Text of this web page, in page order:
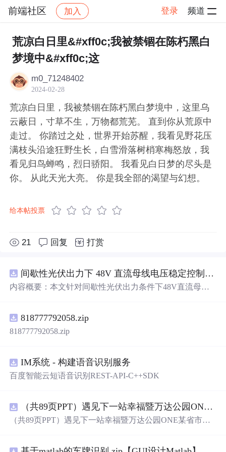
前端社区 加入 登录 频道
社区 前端社区 感慨 帖子详情
荒凉白日里&#xff0c;我被禁锢在陈朽黑白
梦境中&#xff0c;这
m0_71248402
2024-02-28
荒凉白日里，我被禁锢在陈朽黑白梦境中，这里乌
云蔽日，寸草不生，万物都荒芜。 直到你从荒原中
走过。 你踏过之处，世界开始苏醒，我看见野花压
满枝头沿途狂野生长，白雪滑落树梢寒梅怒放，我
看见归鸟蝉鸣，烈日骄阳。 我看见白日梦的尽头是
你。 从此天光大亮。 你是我全部的渴望与幻想。
给本帖投票
21 回复 打赏
间歇性光伏出力下 48V 直流母线电压稳定控制及储能双向充放电闭环调控体系研究（Simulink仿真实现）
内容概要：本文针对间歇性光伏出力条件下48V直流母线
含光伏阵列、Boost型DC-DC变换器、双向DC-DC变换器
与锂离子电池储能系统的完整拓扑结构，结合光伏最大功
架构，集成电压外环与电流内环双闭环控制策略，确保在
光照强度波动、负载突变等动态工况下维持母线电压稳
定。在Simulink环境 中 搭建全系统仿真模型，验证了控制策
在无外部电网支撑下的自主运行能力和电能质量水平。; 适
合人群：具备电力电子、自动控制与新能源系统基础知识
的电气工程及相关专业研究生、科研人员，以及从事光伏
景及目标：①用于教学与科研
离网型光伏直流微网系统
818777792058.zip
818777792058.zip
IM系统 - 构建语音识别服务
百度智能云短语音识别REST-API-C++SDK
（共89页PPT）遇见下一站幸福暨万达公园ONE某省市热气球生活艺术节活动策划方案.pptx
（共89页PPT）遇见下一站幸福暨万达公园ONE某省市热